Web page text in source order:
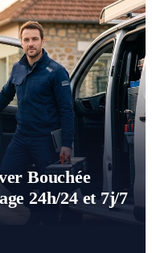
Bouchée
24h/24 et 7j/7